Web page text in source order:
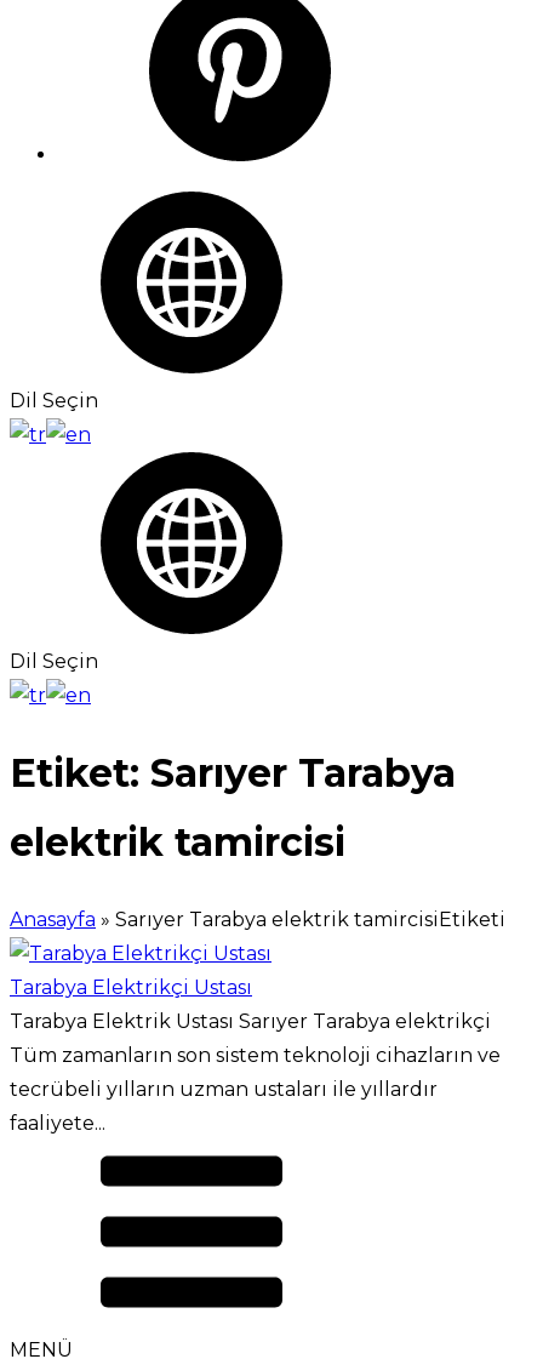
Dil Seçin
Dil Seçin
Etiket: Sarıyer Tarabya
elektrik tamircisi
Anasayfa » Sarıyer Tarabya elektrik tamircisiEtiketi
Tarabya Elektrikçi Ustası
Tarabya Elektrik Ustası Sarıyer Tarabya elektrikçi
Tüm zamanların son sistem teknoloji cihazların ve
tecrübeli yılların uzman ustaları ile yıllardır
faaliyete...
MENÜ